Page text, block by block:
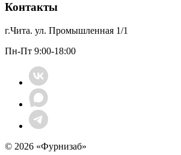
Контакты
г.Чита. ул. Промышленная 1/1
Пн-Пт 9:00-18:00
© 2026 «Фурнизаб»